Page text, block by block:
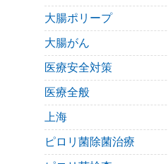
大腸ポリープ
大腸がん
医療安全対策
医療全般
上海
ピロリ菌除菌治療